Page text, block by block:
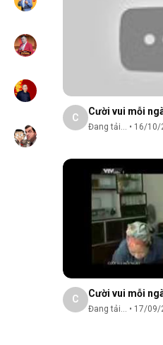
C
Cười vui mỗi
Đang tải... • 16/10/
C
Cười vui mỗi
Đang tải... • 17/09/